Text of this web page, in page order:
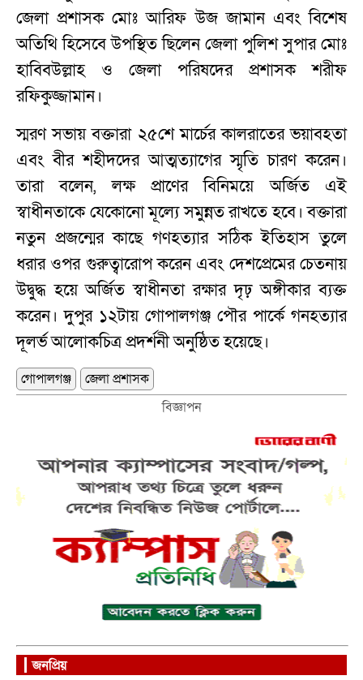
জেলা প্রশাসক মোঃ আরিফ উজ জামান এবং বিশেষ
অতিথি হিসেবে উপস্থিত ছিলেন জেলা পুলিশ সুপার মোঃ
হাবিবউল্লাহ ও জেলা পরিষদের প্রশাসক শরীফ
রফিকুজ্জামান।
​স্মরণ সভায় বক্তারা ২৫শে মার্চের কালরাতের ভয়াবহতা
এবং বীর শহীদদের আত্মত্যাগের স্মৃতি চারণ করেন।
তারা বলেন, লক্ষ প্রাণের বিনিময়ে অর্জিত এই
স্বাধীনতাকে যেকোনো মূল্যে সমুন্নত রাখতে হবে। বক্তারা
নতুন প্রজন্মের কাছে গণহত্যার সঠিক ইতিহাস তুলে
ধরার ওপর গুরুত্বারোপ করেন এবং দেশপ্রেমের চেতনায়
উদ্বুদ্ধ হয়ে অর্জিত স্বাধীনতা রক্ষার দৃঢ় অঙ্গীকার ব্যক্ত
করেন। দুপুর ১২টায় গোপালগঞ্জ পৌর পার্কে গনহত্যার
দূলর্ভ আলোকচিত্র প্রদর্শনী অনুষ্ঠিত হয়েছে।
গোপালগঞ্জ
জেলা প্রশাসক
বিজ্ঞাপন
জনপ্রিয়